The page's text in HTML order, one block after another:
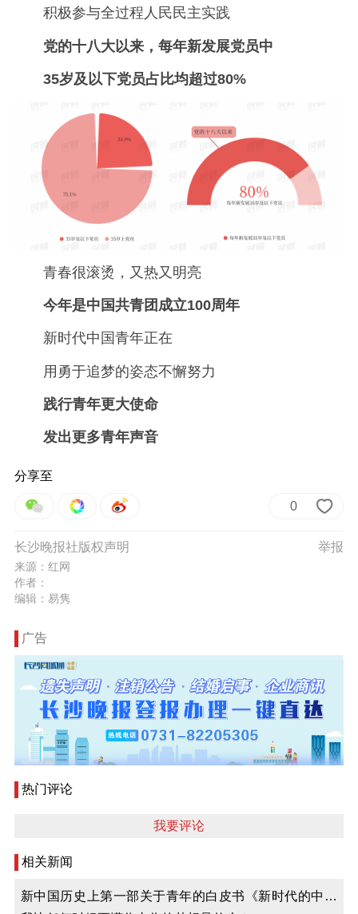
积极参与全过程人民民主实践
党的十八大以来，每年新发展党员中
35岁及以下党员占比均超过80%
青春很滚烫，又热又明亮
今年是中国共青团成立100周年
新时代中国青年正在
用勇于追梦的姿态不懈努力
践行青年更大使命
发出更多青年声音
分享至
0
举报
长沙晚报社版权声明
来源：红网
作者：
编辑：易隽
广告
热门评论
我要评论
相关新闻
新中国历史上第一部关于青年的白皮书《新时代的中国